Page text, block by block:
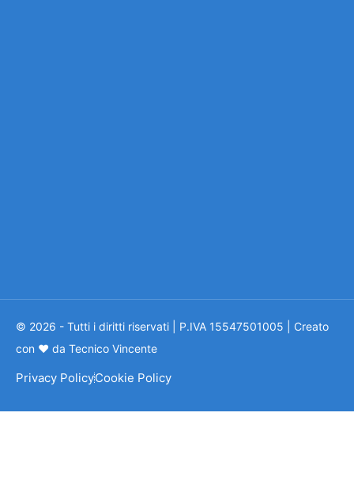
© 2026 - Tutti i diritti riservati | P.IVA 15547501005 | Creato
con ❤ da Tecnico Vincente
Privacy PolicyCookie Policy